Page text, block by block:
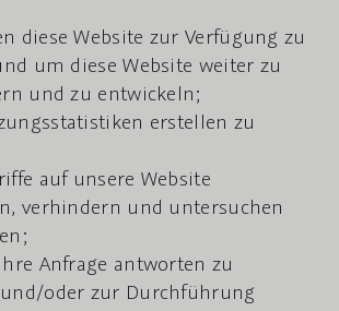
diese Website zur Verfügung zu
um diese Website weiter zu
und zu entwickeln;
erstellen zu
auf unsere Website
verhindern und untersuchen
Anfrage antworten zu
oder zur Durchführung